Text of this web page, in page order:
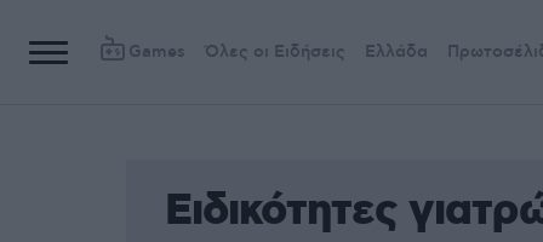
Games Όλες οι Ειδήσεις Ελλάδα
Ειδικότητες